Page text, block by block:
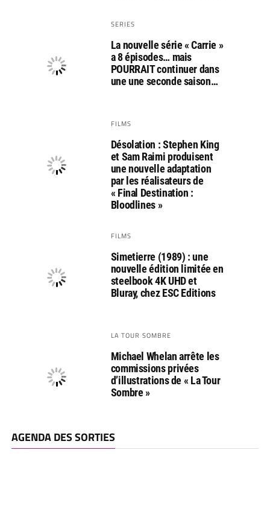
SERIES
La nouvelle série « Carrie »
a 8 épisodes… mais
POURRAIT continuer dans
une une seconde saison…
FILMS
Désolation : Stephen King
et Sam Raimi produisent
une nouvelle adaptation
par les réalisateurs de
« Final Destination :
Bloodlines »
FILMS
Simetierre (1989) : une
nouvelle édition limitée en
steelbook 4K UHD et
Bluray, chez ESC Editions
LA TOUR SOMBRE
Michael Whelan arrête les
commissions privées
d’illustrations de « La Tour
Sombre »
AGENDA DES SORTIES